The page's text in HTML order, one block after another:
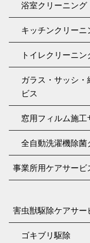
浴室クリーニング
キッチンクリーニ
トイレクリーニン
ガラス・サッシ
ビス
窓用フィルム施工
全自動洗濯機除菌
事業所用ケアサービ
害虫獣駆除ケアサー
ゴキブリ駆除